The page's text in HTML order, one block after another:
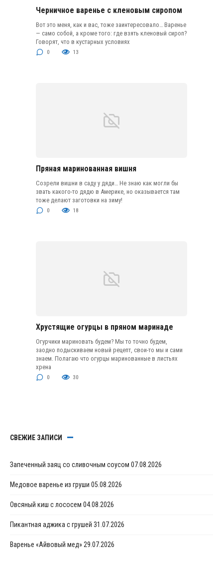
Черничное варенье с кленовым сиропом
Вот это меня, как и вас, тоже заинтересовало… Варенье
— само собой, а кроме того: где взять кленовый сироп?
Говорят, что в кустарных условиях
0 13
Пряная маринованная вишня
Созрели вишни в саду у дяди… Не знаю как могли бы
звать какого-то дядю в Америке, но оказывается там
тоже делают заготовки на зиму!
0 18
Хрустящие огурцы в пряном маринаде
Огурчики мариновать будем? Мы то точно будем,
заодно подыскиваем новый рецепт, свои-то мы и сами
знаем. Полагаю что огурцы маринованные в листьях
хрена
0 30
СВЕЖИЕ ЗАПИСИ
Запеченный заяц со сливочным соусом 07.08.2026
Медовое варенье из груши 05.08.2026
Овсяный киш с лососем 04.08.2026
Пикантная аджика с грушей 31.07.2026
Варенье «Айвовый мед»29.07.2026